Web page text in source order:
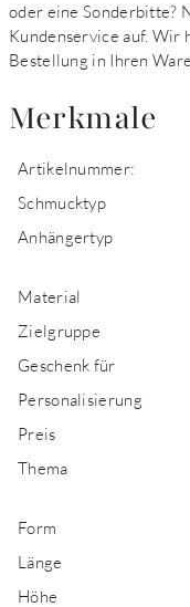
oder eine Sonderbitte?
Kundenservice auf. Wir
Bestellung in Ihren
Merkmale
Artikelnummer:
Schmucktyp
Anhängertyp
Material
Zielgruppe
Geschenk für
Personalisierung
Preis
Thema
Form
Länge
Höhe